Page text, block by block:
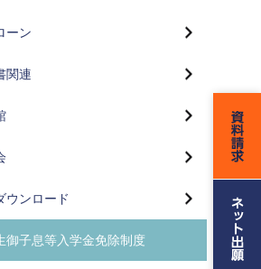
ーン
関連
ウンロード
御子息等入学金免除制度